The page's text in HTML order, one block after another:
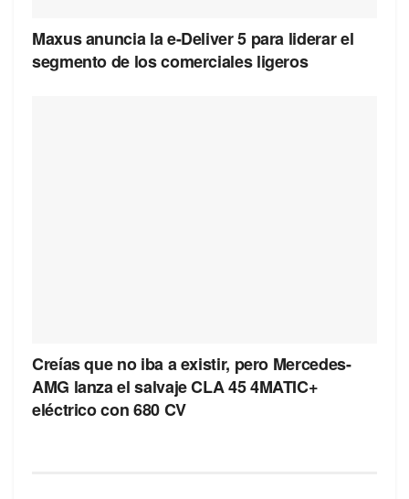
Maxus anuncia la e-Deliver 5 para liderar el
segmento de los comerciales ligeros
Creías que no iba a existir, pero Mercedes-
AMG lanza el salvaje CLA 45 4MATIC+
eléctrico con 680 CV